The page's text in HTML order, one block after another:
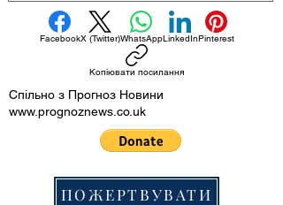
FacebookX (Twitter)WhatsAppLinkedInPinterest
Копіювати посилання
Спільно з Прогноз Новини
www.prognoznews.co.uk
ПОЖЕРТВУВАТИ